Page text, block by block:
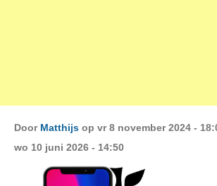
Door Matthijsop vr 8 november 2024 -
wo 10 juni 2026 - 14:50